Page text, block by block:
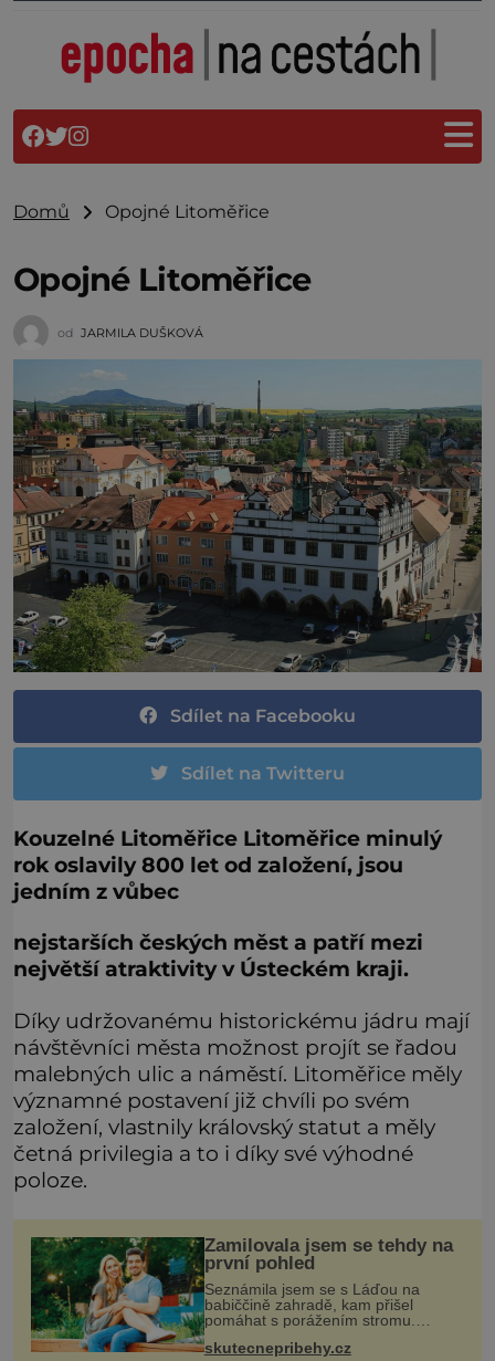
Domů Opojné Litoměřice
Opojné Litoměřice
od JARMILA DUŠKOVÁ
Sdílet na Facebooku
Sdílet na Twitteru
Kouzelné Litoměřice Litoměřice minulý
rok oslavily 800 let od založení, jsou
jedním z vůbec
nejstarších českých měst a patří mezi
největší atraktivity v Ústeckém kraji.
Díky udržovanému historickému jádru mají
návštěvníci města možnost projít se řadou
malebných ulic a náměstí. Litoměřice měly
významné postavení již chvíli po svém
založení, vlastnily královský statut a měly
četná privilegia a to i díky své výhodné
poloze.
Zamilovala jsem se tehdy na
první pohled
Seznámila jsem se s Láďou na
babiččině zahradě, kam přišel
pomáhat s porážením stromu.
Babička mě před ním ale varovala…
Babička se mě často ptávala, kdy se
skutecnepribehy.cz